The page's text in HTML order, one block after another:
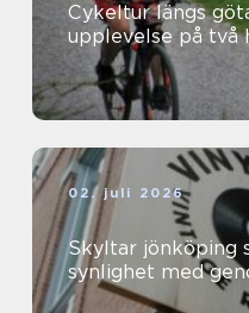
Cykeltur längs göta kanal
upplevelse på två
02. juli 2026
Skyltar jönköping så bygger företag
synlighet med